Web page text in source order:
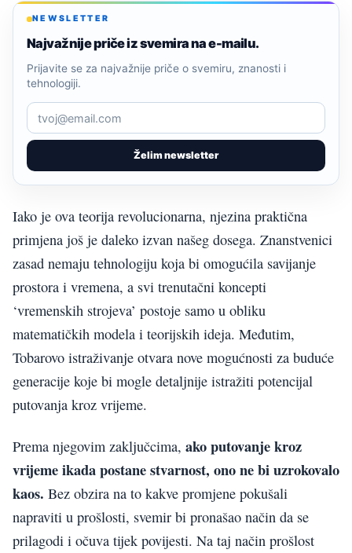
NEWSLETTER
Najvažnije priče iz svemira na e-mailu.
Želim newsletter
Prijavite se za najvažnije priče o svemiru, znanosti i
tehnologiji.
Iako je ova teorija revolucionarna, njezina praktična
primjena još je daleko izvan našeg dosega. Znanstvenici
zasad nemaju tehnologiju koja bi omogućila savijanje
prostora i vremena, a svi trenutačni koncepti
‘vremenskih strojeva’ postoje samo u obliku
matematičkih modela i teorijskih ideja. Međutim,
Tobarovo istraživanje otvara nove mogućnosti za buduće
generacije koje bi mogle detaljnije istražiti potencijal
putovanja kroz vrijeme.
Prema njegovim zaključcima, ako putovanje kroz
vrijeme ikada postane stvarnost, ono ne bi uzrokovalo
kaos. Bez obzira na to kakve promjene pokušali
napraviti u prošlosti, svemir bi pronašao način da se
prilagodi i očuva tijek povijesti. Na taj način prošlost